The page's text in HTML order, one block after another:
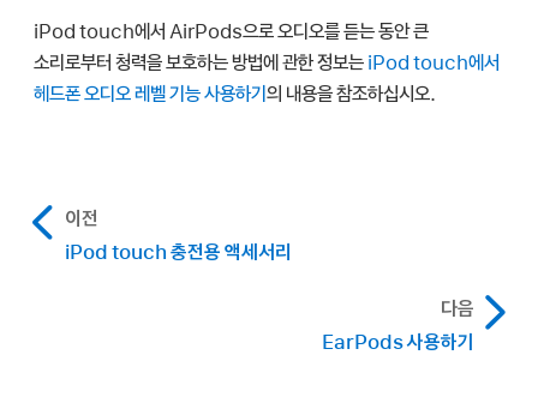
iPod touch에서 AirPods으로 오디오를 듣는 동안 큰
소리로부터 청력을 보호하는 방법에 관한 정보는 iPod touch에서
헤드폰 오디오 레벨 기능 사용하기 의 내용을 참조하십시오.
이전
iPod touch 충전용 액세서리
다음
EarPods 사용하기